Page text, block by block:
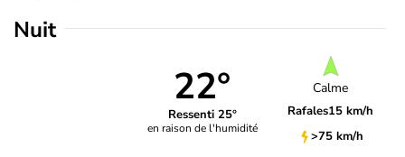
Nuit
22°
Ressenti 25°
en raison de l'humidité
Calme
Rafales15 km/h
>75 km/h